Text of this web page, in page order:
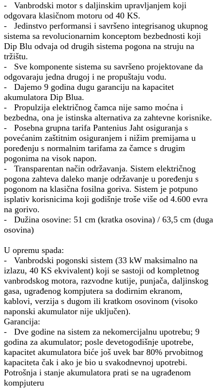
- Vanbrodski motor s daljinskim upravljanjem koji
odgovara klasičnom motoru od 40 KS.
- Jedinstvo performansi i savršeno integrisanog ukupnog
sistema sa revolucionarnim konceptom bezbednosti koji
Dip Blu odvaja od drugih sistema pogona na struju na
tržištu.
- Sve komponente sistema su savršeno projektovane da
odgovaraju jedna drugoj i ne propuštaju vodu.
- Dajemo 9 godina dugu garanciju na kapacitet
akumulatora Dip Blua.
- Propulzija električnog čamca nije samo moćna i
bezbedna, ona je istinska alternativa za zahtevne korisnike.
- Posebna grupna tarifa Pantenius Jaht osiguranja s
povećanim zaštitnim osiguranjem i nižim premijama u
poređenju s normalnim tarifama za čamce s drugim
pogonima na visok napon.
- Transparentan način održavanja. Sistem električnog
pogona zahteva daleko manje održavanje u poređenju s
pogonom na klasična fosilna goriva. Sistem je potpuno
isplativ korisnicima koji godišnje troše više od 4.600 evra
na gorivo.
- Dužina osovine: 51 cm (kratka osovina) / 63,5 cm (duga
osovina)
U opremu spada:
- Vanbrodski pogonski sistem (33 kW maksimalno na
izlazu, 40 KS ekvivalent) koji se sastoji od kompletnog
vanbrodskog motora, razvodne kutije, punjača, daljinskog
gasa, ugrađenog kompjutera sa dodirnim ekranom,
kablovi, verzija s dugom ili kratkom osovinom (visoko
naponski akumulator nije uključen).
Garancija:
- Dve godine na sistem za nekomercijalnu upotrebu; 9
godina za akumulator; posle devetogodišnje upotrebe,
kapacitet akumulatora biće još uvek bar 80% prvobitnog
kapaciteta čak i ako je bio u svakodnevnoj upotrebi.
Potrošnja i stanje akumulatora prati se na ugrađenom
kompjuteru